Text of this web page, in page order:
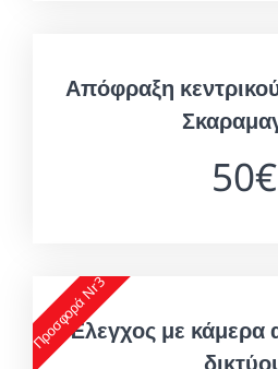
Απόφραξη
50€
Προσφορά Nr3
Έλεγχος με κάμερα